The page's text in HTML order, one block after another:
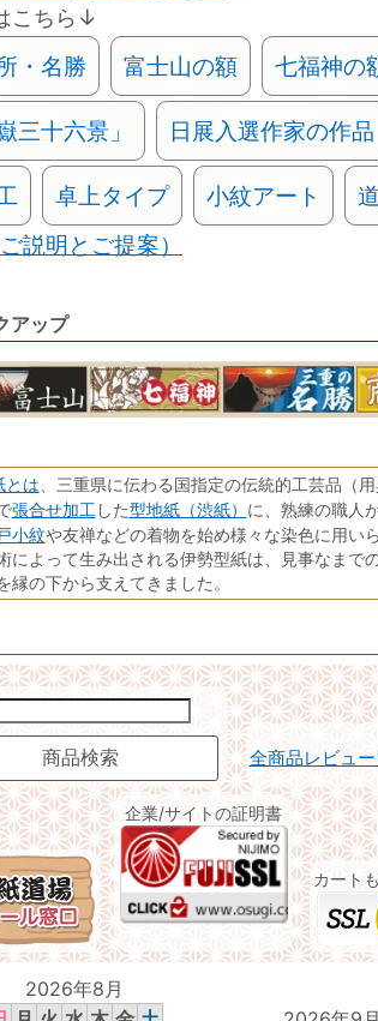
こちら↓
・名勝 富士山の額 七福神の
三十六景」 日展入選作家の作品
卓上タイプ 小紋アート
説明とご提案）
アップ
とは 、三重県に伝わる国指定の伝統的工芸品（用
張合せ加工 した型地紙（渋紙） に、熟練の職人
小紋や友禅などの着物を始め様々な染色に用い
によって生み出される伊勢型紙は、見事なまで
縁の下から支えてきました。
全商品レビュ
企業/サイトの証明書
カート
2026年8月